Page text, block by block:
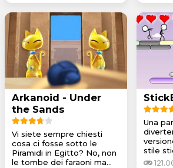
Arkanoid - Under
the Sands
Vi siete sempre chiesti
cosa ci fosse sotto le
Piramidi in Egitto? No, non
le tombe dei faraoni ma...
Una
stile